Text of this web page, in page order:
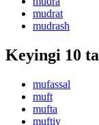
mudrat
mudrash
Keyingi 10 ta
mufassal
muft
mufta
muftiy